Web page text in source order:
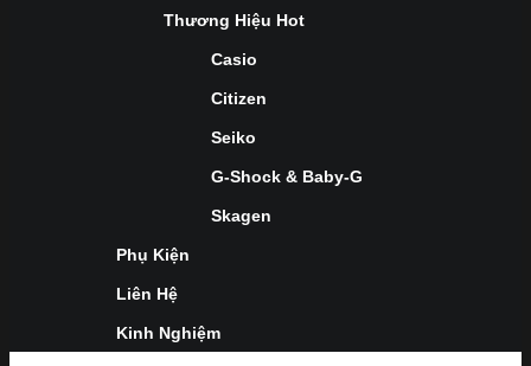
Thương Hiệu Hot
Casio
Citizen
Seiko
G-Shock & Baby-G
Skagen
Phụ Kiện
Liên Hệ
Kinh Nghiệm